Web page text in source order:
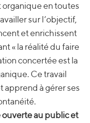
en toutes
sur l’objectif,
et enrichissent
« la réalité du faire
concertée est la
Ce travail
à gérer ses
ouverte au public et